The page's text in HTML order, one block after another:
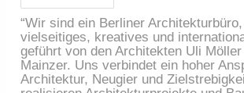
“Wir sind ein Berliner
vielseitiges, kreatives und
geführt von den Architekten Uli
Mainzer. Uns verbindet ein hoher
Architektur, Neugier und